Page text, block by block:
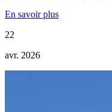
En savoir plus
22
avr. 2026